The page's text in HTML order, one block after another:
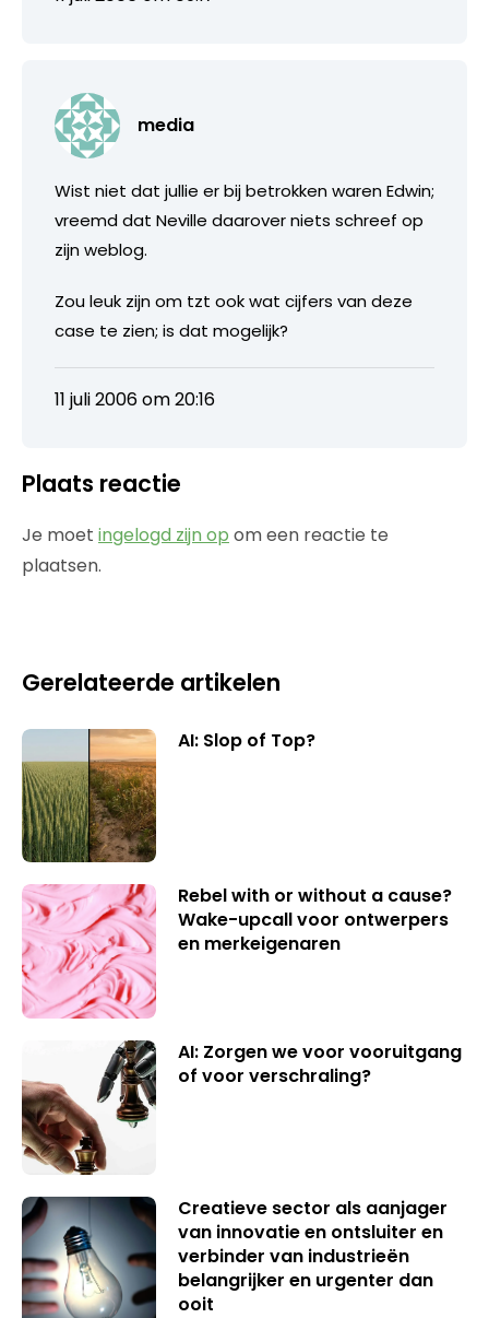
media
Wist niet dat jullie er bij betrokken waren Edwin;
vreemd dat Neville daarover niets schreef op
zijn weblog.
Zou leuk zijn om tzt ook wat cijfers van deze
case te zien; is dat mogelijk?
11 juli 2006 om 20:16
Plaats reactie
Je moet ingelogd zijn op om een reactie te
plaatsen.
Gerelateerde artikelen
AI: Slop of Top?
Rebel with or without a cause?
Wake-upcall voor ontwerpers
en merkeigenaren
AI: Zorgen we voor vooruitgang
of voor verschraling?
Creatieve sector als aanjager
van innovatie en ontsluiter en
verbinder van industrieën
belangrijker en urgenter dan
ooit